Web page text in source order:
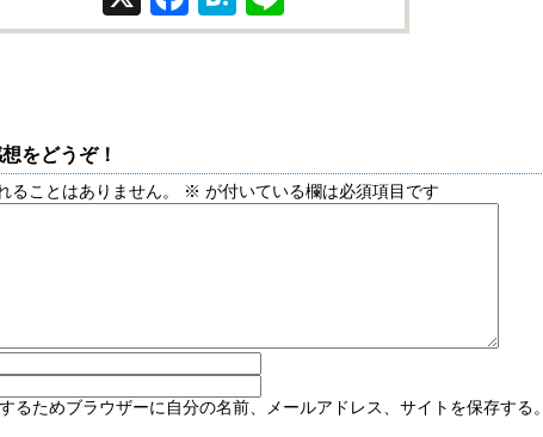
をどうぞ！
ることはありません。 ※ が付いている欄は必須項目です
るためブラウザーに自分の名前、メールアドレス、サイトを保存する。